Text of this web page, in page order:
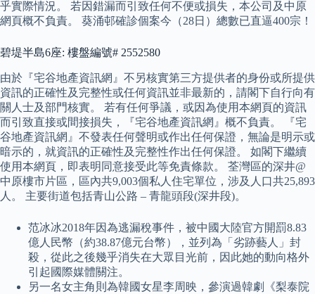
乎實際情況。 若因錯漏而引致任何不便或損失，本公司及中原
網頁概不負責。 葵涌邨確診個案今（28日）總數已直逼400宗！
碧堤半島6座: 樓盤編號# 2552580
由於『宅谷地產資訊網』不另核實第三方提供者的身份或所提供
資訊的正確性及完整性或任何資訊並非最新的，請閣下自行向有
關人士及部門核實。 若有任何爭議，或因為使用本網頁的資訊
而引致直接或間接損失，『宅谷地產資訊網』概不負責。 『宅
谷地產資訊網』不發表任何聲明或作出任何保證，無論是明示或
暗示的，就資訊的正確性及完整性作出任何保證。 如閣下繼續
使用本網頁，即表明同意接受此等免責條款。 荃灣區的深井@
中原樓市片區，區內共9,003個私人住宅單位，涉及人口共25,893
人。 主要街道包括青山公路 – 青龍頭段(深井段)。
范冰冰2018年因為逃漏稅事件，被中國大陸官方開罰8.83
億人民幣（約38.87億元台幣），並列為「劣跡藝人」封
殺，從此之後幾乎消失在大眾目光前，因此她的動向格外
引起國際媒體關注。
另一名女主角則為韓國女星李周映，參演過韓劇《梨泰院